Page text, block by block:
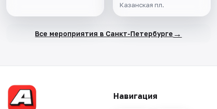
Казанская пл.
Все мероприятия в Санкт-Петербурге →
Навигация